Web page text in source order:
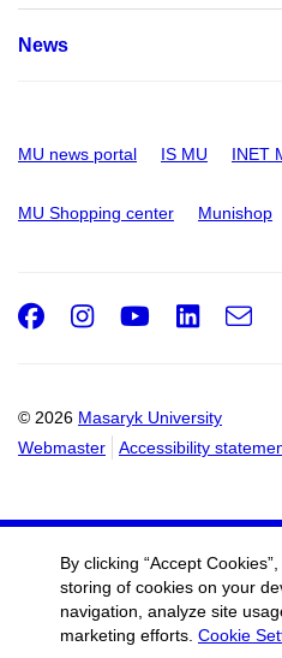
News
MU news portal IS MU INET
MU Shopping center Munishop
© 2026 Masaryk University
Webmaster
Accessibility
Facebook
Instagram
Youtube
e-
By clicking “Accept
storing of cookies on your
navigation, analyze site
marketing efforts. Cookie